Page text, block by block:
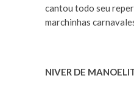
cantou todo seu
marchinhas
NIVER DE